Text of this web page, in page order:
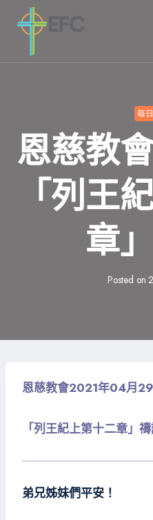
每
恩慈教
「列王
章
Posted on
恩慈教會2021年04月
「列王紀上第十二章」
弟兄姊妹們平安！